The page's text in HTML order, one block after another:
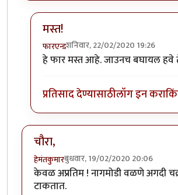
मस्त!
फारएन्डशनिवार, 22/02/2020 19:26
In reply toया बद्दल काय म्हणाल
हे फार मस्त आहे. जाउनच बघायल हवे
प्रतिसाद देण्यासाठीलॉग इन करा
चौरा,
हेमंतकुमारबुधवार, 19/02/2020 20:06
केवळ अप्रतिम ! नागमोडी वळणे अगदी
टाकतात.